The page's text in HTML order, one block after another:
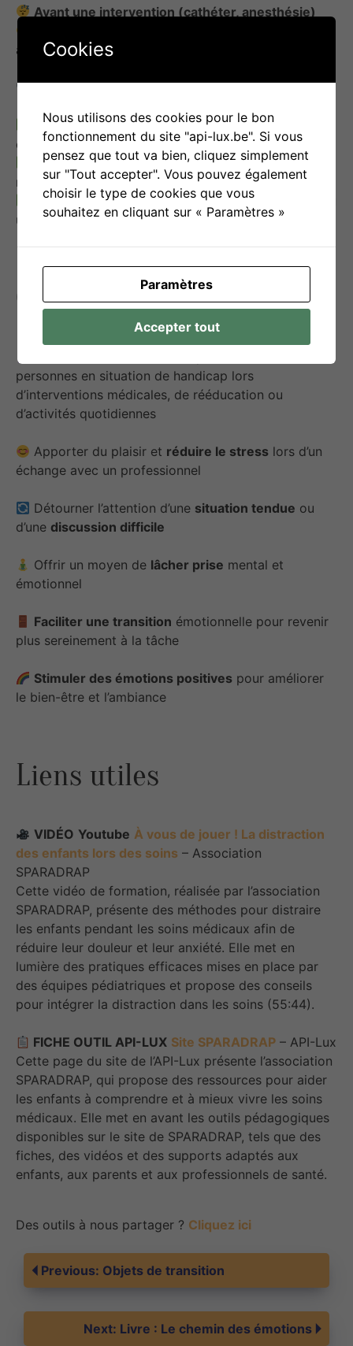
Avant une intervention (cathéter, anesthésie)
à préparer mentalement l’enfant.
Points d’attention :
Choisir un médiaadapté à l’enfant: visuel, tactile
ou auditif selon les préférences
S’assurer que l’outilne gêne pas le soin: facile à
manipuler, discret
Expliquer l’usageà l’enfant pour éviter un refus ou
une incompréhension
Objectif(s) d’utilisation
personnes en situation de handicap lors
d’interventions médicales, de rééducation ou
d’activités quotidiennes
Apporter du plaisir et réduire le stress lors d’un
échange avec un professionnel
Détourner l’attention d’une situation tendue ou
d’une discussion difficile
Offrir un moyen de lâcher prise mental et
émotionnel
Faciliter une transition émotionnelle pour revenir
plus sereinement à la tâche
Stimuler des émotions positives pour améliorer
le bien-être et l’ambiance
Liens utiles
VIDÉO Youtube À vous de jouer ! La distraction
des enfants lors des soins – Association
SPARADRAP
Cette vidéo de formation, réalisée par l’association
SPARADRAP, présente des méthodes pour distraire
les enfants pendant les soins médicaux afin de
réduire leur douleur et leur anxiété. Elle met en
lumière des pratiques efficaces mises en place par
des équipes pédiatriques et propose des conseils
pour intégrer la distraction dans les soins (55:44).
FICHE OUTIL API-LUX Site SPARADRAP – API-Lux
Cette page du site de l’API-Lux présente l’association
SPARADRAP, qui propose des ressources pour aider
les enfants à comprendre et à mieux vivre les soins
médicaux. Elle met en avant les outils pédagogiques
disponibles sur le site de SPARADRAP, tels que des
fiches, des vidéos et des supports adaptés aux
enfants, aux parents et aux professionnels de santé.
Des outils à nous partager ? Cliquez ici
Navigation
de
Previous: Objets de transition
Next: Livre : Le chemin des émotions
Cookies
Nous utilisons des cookies pour le bon
fonctionnement du site "api-lux.be". Si vous
pensez que tout va bien, cliquez simplement
sur "Tout accepter". Vous pouvez également
choisir le type de cookies que vous
souhaitez en cliquant sur « Paramètres »
Paramètres
Accepter tout